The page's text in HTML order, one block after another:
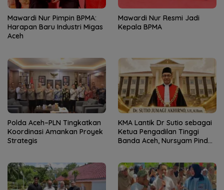
Mawardi Nur Pimpin BPMA:
Harapan Baru Industri Migas
Aceh
Mawardi Nur Resmi Jadi
Kepala BPMA
Polda Aceh–PLN Tingkatkan
Koordinasi Amankan Proyek
Strategis
KMA Lantik Dr Sutio sebagai
Ketua Pengadilan Tinggi
Banda Aceh, Nursyam Pindah